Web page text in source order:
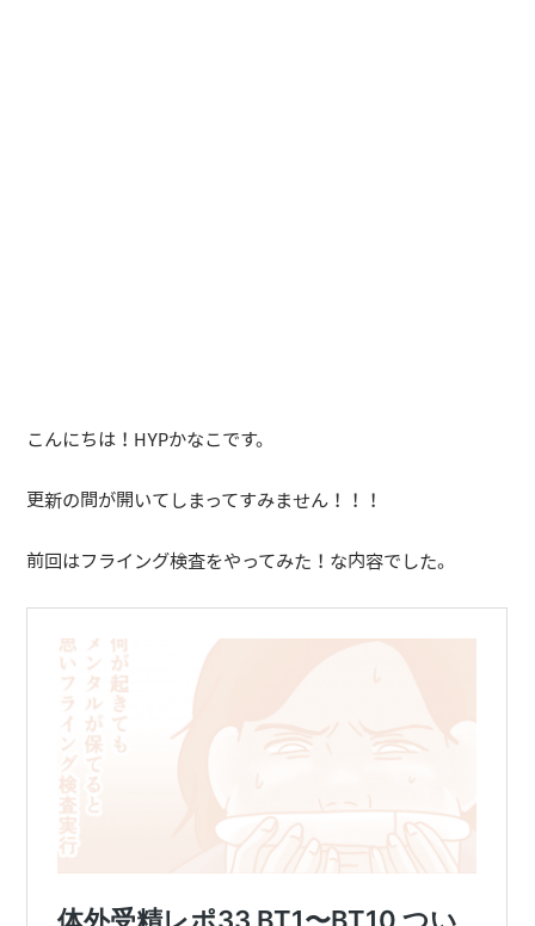
こんにちは！HYPかなこです。
更新の間が開いてしまってすみません！！！
前回はフライング検査をやってみた！な内容でした。